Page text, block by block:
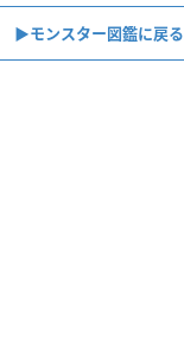
▶モンスター図鑑に戻る